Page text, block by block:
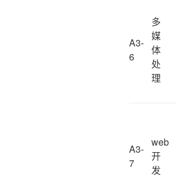
A3-
6
多
媒
体
处
理
A3-
7
web
开
发